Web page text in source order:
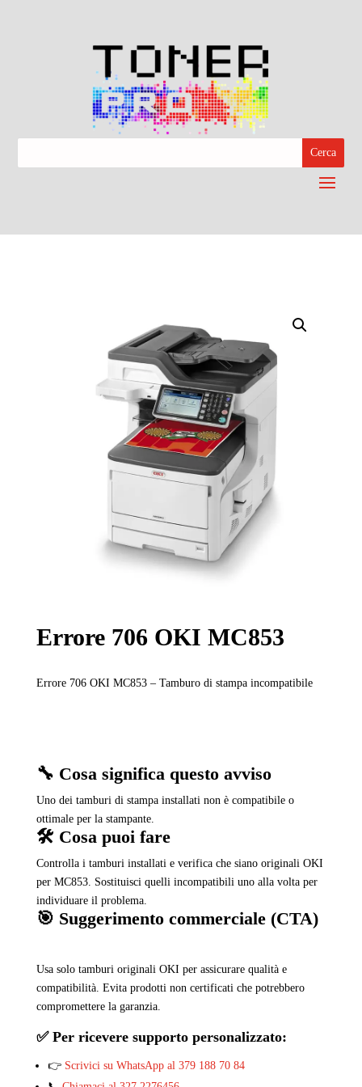
Errore 706 OKI MC853
Errore 706 OKI MC853 – Tamburo di stampa incompatibile
🔧 Cosa significa questo avviso
Uno dei tamburi di stampa installati non è compatibile o
ottimale per la stampante.
🛠️ Cosa puoi fare
Controlla i tamburi installati e verifica che siano originali OKI
per MC853. Sostituisci quelli incompatibili uno alla volta per
individuare il problema.
🎯 Suggerimento commerciale (CTA)
Usa solo tamburi originali OKI per assicurare qualità e
compatibilità. Evita prodotti non certificati che potrebbero
compromettere la garanzia.
✅ Per ricevere supporto personalizzato:
👉 Scrivici su WhatsApp al 379 188 70 84